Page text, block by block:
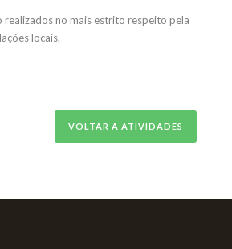
realizados no mais estrito respeito pela
locais.
VOLTAR A ATIVIDADES